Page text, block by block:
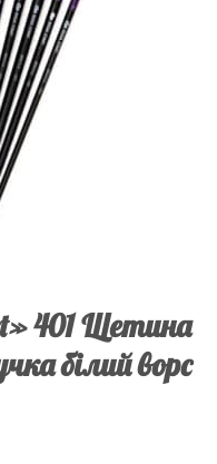
401 Щетина
білий ворс